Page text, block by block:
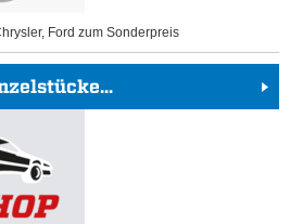
Ford zum Sonderpreis